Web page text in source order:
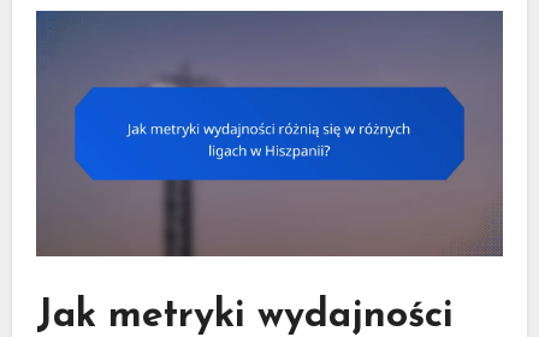
Jak metryki wydajności